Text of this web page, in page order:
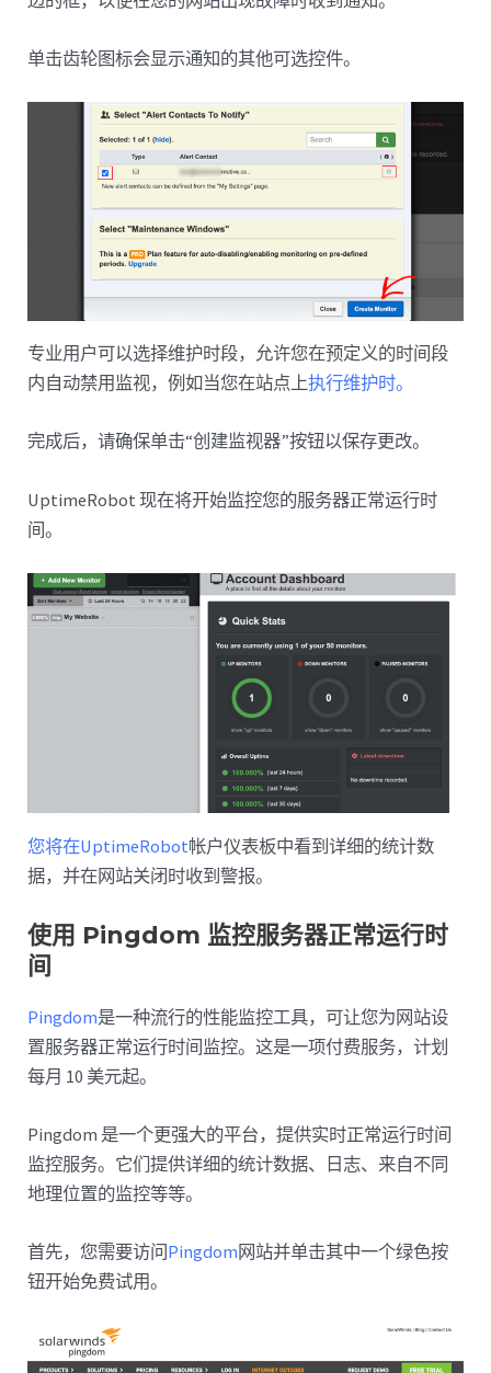
单击齿轮图标会显示通知的其他可选控件。
专业用户可以选择维护时段，允许您在预定义的时间段
内自动禁用监视，例如当您在站点上执行维护时。
完成后，请确保单击“创建监视器”按钮以保存更改。
UptimeRobot 现在将开始监控您的服务器正常运行时
间。
您将在UptimeRobot帐户仪表板中看到详细的统计数
据，并在网站关闭时收到警报。
使用 Pingdom 监控服务器正常运行时
间
Pingdom是一种流行的性能监控工具，可让您为网站设
置服务器正常运行时间监控。这是一项付费服务​​，计划
每月 10 美元起。
Pingdom 是一个更强大的平台，提供实时正常运行时间
监控服务。它们提供详细的统计数据、日志、来自不同
地理位置的监控等等。
首先，您需要访问Pingdom网站并单击其中一个绿色按
钮开始免费试用。